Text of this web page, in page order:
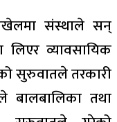
संस्थाले सन्
लिएर व्यावसायिक
सुरुवातले तरकारी
बालबालिका तथा